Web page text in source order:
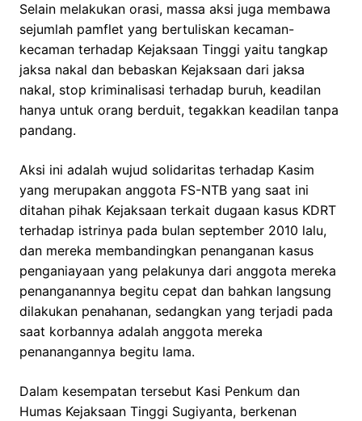
Selain melakukan orasi, massa aksi juga membawa
sejumlah pamflet yang bertuliskan kecaman-
kecaman terhadap Kejaksaan Tinggi yaitu tangkap
jaksa nakal dan bebaskan Kejaksaan dari jaksa
nakal, stop kriminalisasi terhadap buruh, keadilan
hanya untuk orang berduit, tegakkan keadilan tanpa
pandang.
Aksi ini adalah wujud solidaritas terhadap Kasim
yang merupakan anggota FS-NTB yang saat ini
ditahan pihak Kejaksaan terkait dugaan kasus KDRT
terhadap istrinya pada bulan september 2010 lalu,
dan mereka membandingkan penanganan kasus
penganiayaan yang pelakunya dari anggota mereka
penanganannya begitu cepat dan bahkan langsung
dilakukan penahanan, sedangkan yang terjadi pada
saat korbannya adalah anggota mereka
penanangannya begitu lama.
Dalam kesempatan tersebut Kasi Penkum dan
Humas Kejaksaan Tinggi Sugiyanta, berkenan